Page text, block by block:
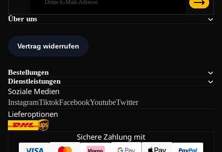
Über uns
Bestellungen
Dienstleistungen
Soziale Medien
InstagramTiktokFacebookYoutubeTwitter
Lieferoptionen
Sichere Zahlung mit